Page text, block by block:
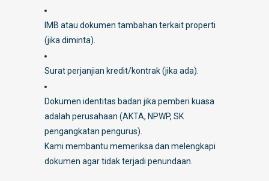
IMB atau dokumen tambahan terkait properti
(jika diminta).
Surat perjanjian kredit/kontrak (jika ada).
Dokumen identitas badan jika pemberi kuasa
adalah perusahaan (AKTA, NPWP, SK
pengangkatan pengurus).
Kami membantu memeriksa dan melengkapi
dokumen agar tidak terjadi penundaan.